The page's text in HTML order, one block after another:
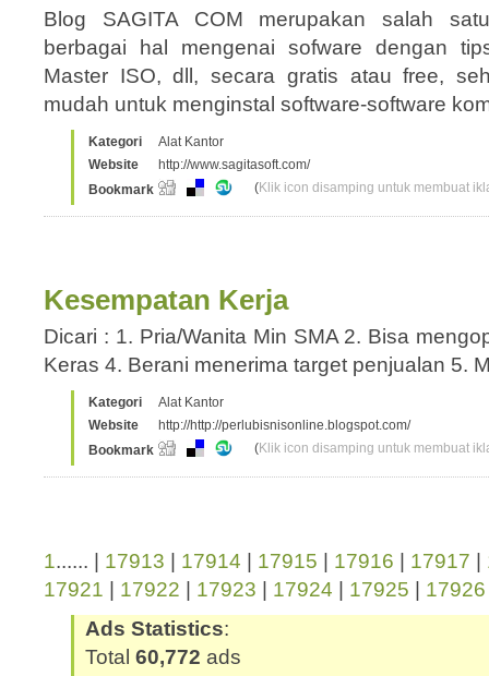
Blog SAGITA COM merupakan salah
berbagai hal mengenai sofware dengan
Master ISO, dll, secara gratis atau free,
mudah untuk menginstal software-software
Kategori
Alat Kantor
Website
http://www.sagitasoft.com/
Bookmark
(Klik icon disamping untuk membuat
Kesempatan Kerja
Dicari : 1. Pria/Wanita Min SMA 2. Bisa
Keras 4. Berani menerima target penjualan 5.
Kategori
Alat Kantor
Website
http://http://perlubisnisonline.blogspot.com/
Bookmark
(Klik icon disamping untuk membuat
1...... | 17913 17914 17915 17916 17917
17921
17922 17923 17924 17925 17926
Ads Statistics:
Total 60,772 ads